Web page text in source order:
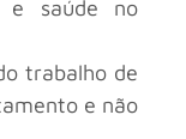
e saúde no
trabalho de
e não